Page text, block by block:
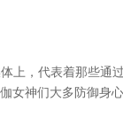
，代表着那些通
女神们大多防御身